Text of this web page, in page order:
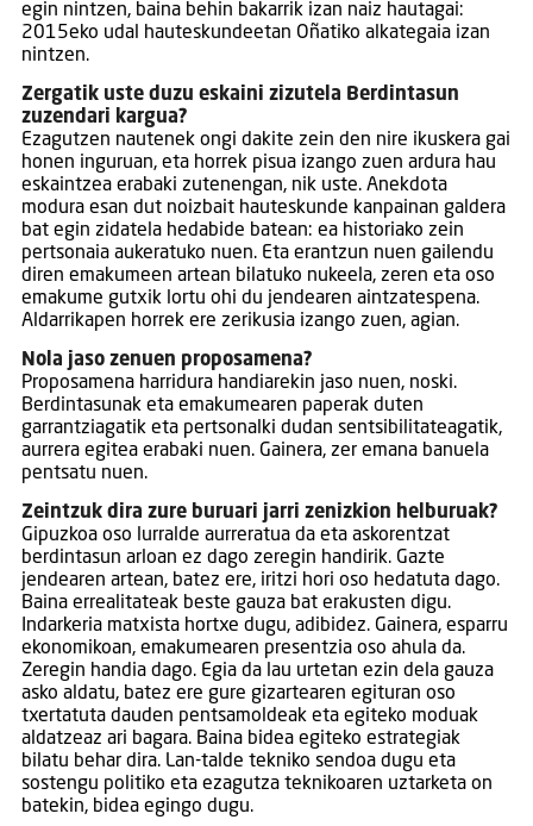
egin nintzen, baina behin bakarrik izan naiz hautagai:
2015eko udal hauteskundeetan Oñatiko alkategaia izan
nintzen.
Zergatik uste duzu eskaini zizutela Berdintasun
zuzendari kargua?
Ezagutzen nautenek ongi dakite zein den nire ikuskera gai
honen inguruan, eta horrek pisua izango zuen ardura hau
eskaintzea erabaki zutenengan, nik uste. Anekdota
modura esan dut noizbait hauteskunde kanpainan galdera
bat egin zidatela hedabide batean: ea historiako zein
pertsonaia aukeratuko nuen. Eta erantzun nuen gailendu
diren emakumeen artean bilatuko nukeela, zeren eta oso
emakume gutxik lortu ohi du jendearen aintzatespena.
Aldarrikapen horrek ere zerikusia izango zuen, agian.
Nola jaso zenuen proposamena?
Proposamena harridura handiarekin jaso nuen, noski.
Berdintasunak eta emakumearen paperak duten
garrantziagatik eta pertsonalki dudan sentsibilitateagatik,
aurrera egitea erabaki nuen. Gainera, zer emana banuela
pentsatu nuen.
Zeintzuk dira zure buruari jarri zenizkion helburuak?
Gipuzkoa oso lurralde aurreratua da eta askorentzat
berdintasun arloan ez dago zeregin handirik. Gazte
jendearen artean, batez ere, iritzi hori oso hedatuta dago.
Baina errealitateak beste gauza bat erakusten digu.
Indarkeria matxista hortxe dugu, adibidez. Gainera, esparru
ekonomikoan, emakumearen presentzia oso ahula da.
Zeregin handia dago. Egia da lau urtetan ezin dela gauza
asko aldatu, batez ere gure gizartearen egituran oso
txertatuta dauden pentsamoldeak eta egiteko moduak
aldatzeaz ari bagara. Baina bidea egiteko estrategiak
bilatu behar dira. Lan-talde tekniko sendoa dugu eta
sostengu politiko eta ezagutza teknikoaren uztarketa on
batekin, bidea egingo dugu.